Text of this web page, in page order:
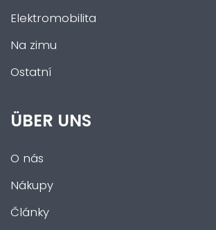
Elektromobilita
Na zimu
Ostatní
ÜBER UNS
O nás
Nákupy
Články